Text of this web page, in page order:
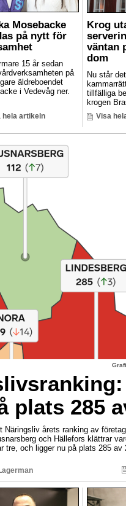
Mosebacke
på nytt för
15 år sedan
på
äldreboendet
i Vedevåg ner.
hela artikeln
Krog
väntan
dom
Nu står
tillfälliga
krogen
Visa
plats 285
Näringsliv årets ranking av
och Hällefors klättrar
tre, och ligger nu på plats 285 av